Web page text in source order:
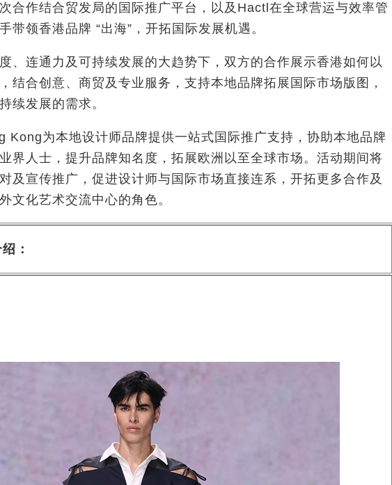
合作结合贸发局的国际推广平台，以及Hactl在全球营运与效率管
带领香港品牌 “出海”，开拓国际发展机遇。
、连通力及可持续发展的大趋势下，双方的合作展示香港如何以
结合创意、商贸及专业服务，支持本地品牌拓展国际市场版图，
续发展的需求。
Kong为本地设计师品牌提供一站式国际推广支持，协助本地品牌
界人士，提升品牌知名度，拓展欧洲以至全球市场。活动期间将
及宣传推广，促进设计师与国际市场直接连系，开拓更多合作及
文化艺术交流中心的角色。
：